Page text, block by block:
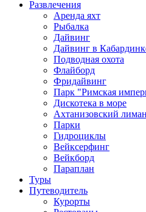
Развлечения
Аренда яхт
Рыбалка
Дайвинг
Дайвинг в
Подводная охота
Флайборд
Фридайвинг
Парк "Римская
Дискотека в море
Ахтанизовский
Парки
Гидроциклы
Вейксерфинг
Вейкборд
Параплан
Туры
Путеводитель
Курорты